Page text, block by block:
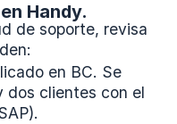
Handy.
de soporte, revisa
en BC. Se
dos clientes con el